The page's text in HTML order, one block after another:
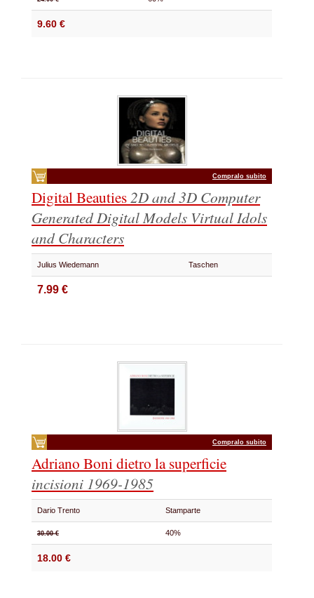
9.60 €
Compralo subito
Digital Beauties2D and 3D Computer
Generated Digital Models Virtual Idols
and Characters
Julius Wiedemann Taschen
7.99 €
Compralo subito
Adriano Boni dietro la superficie
incisioni 1969-1985
Dario Trento Stamparte
30.00 € 40%
18.00 €